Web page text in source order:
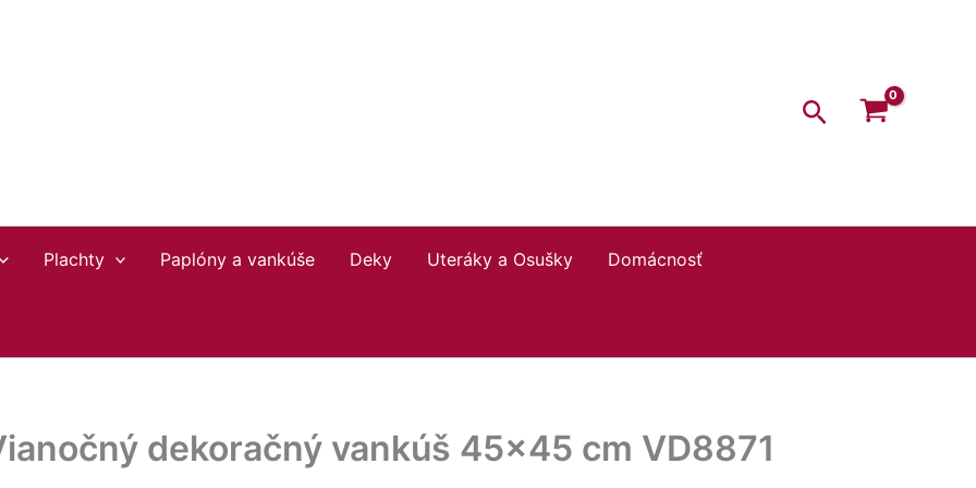
Hľadať
Plachty Paplóny a vankúše Deky Uteráky a Osušky Domácnosť
dekoračný vankúš 45×45 cm VD8871